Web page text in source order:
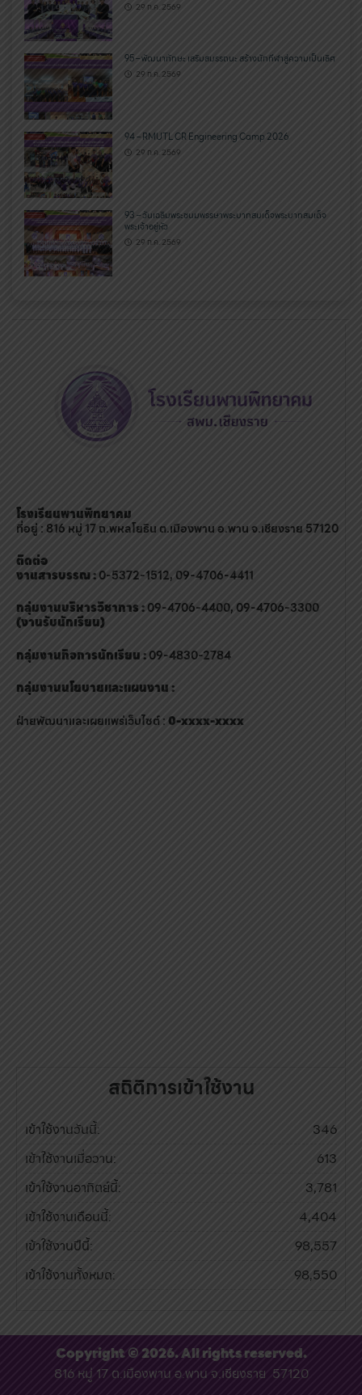
29 ก.ค. 2569
95 – พัฒนาทักษะ เสริมสมรรถนะ สร้างนักกีฬาสู่ความเป็นเลิศ
29 ก.ค. 2569
94 – RMUTL CR Engineering Camp 2026
29 ก.ค. 2569
93 – วันเฉลิมพระชนมพรรษาพระบาทสมเด็จพระบาทสมเด็จ
พระเจ้าอยู่หัว
29 ก.ค. 2569
โรงเรียนพานพิทยาคม
ที่อยู่ : 816 หมู่ 17 ถ.พหลโยธิน ต.เมืองพาน อ.พาน จ.เชียงราย 57120
ติดต่อ
งานสารบรรณ :0-5372-1512, 09-4706-4411
กลุ่มงานบริหารวิชาการ :09-4706-4400, 09-4706-3300
(งานรับนักเรียน)
กลุ่มงานกิจการนักเรียน :09-4830-2784
กลุ่มงานนโยบายและแผนงาน :
ฝ่ายพัฒนาและเผยแพร่เว็บไซต์ :0-xxxx-xxxx
สถิติการเข้าใช้งาน
เข้าใช้งานวันนี้:
346
เข้าใช้งานเมื่อวาน:
613
เข้าใช้งานอาทิตย์นี้:
3,781
เข้าใช้งานเดือนนี้:
4,404
เข้าใช้งานปีนี้:
98,557
เข้าใช้งานทั้งหมด:
98,550
Copyright © 2026. All rights reserved.
816 หมู่ 17 ต.เมืองพาน อ.พาน จ.เชียงราย 57120